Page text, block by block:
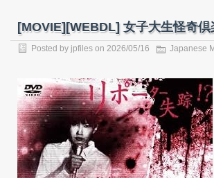
[MOVIE][WEBDL] 女子大生怪奇倶
Posted by jpfiles on 2026/05/16 Japanese